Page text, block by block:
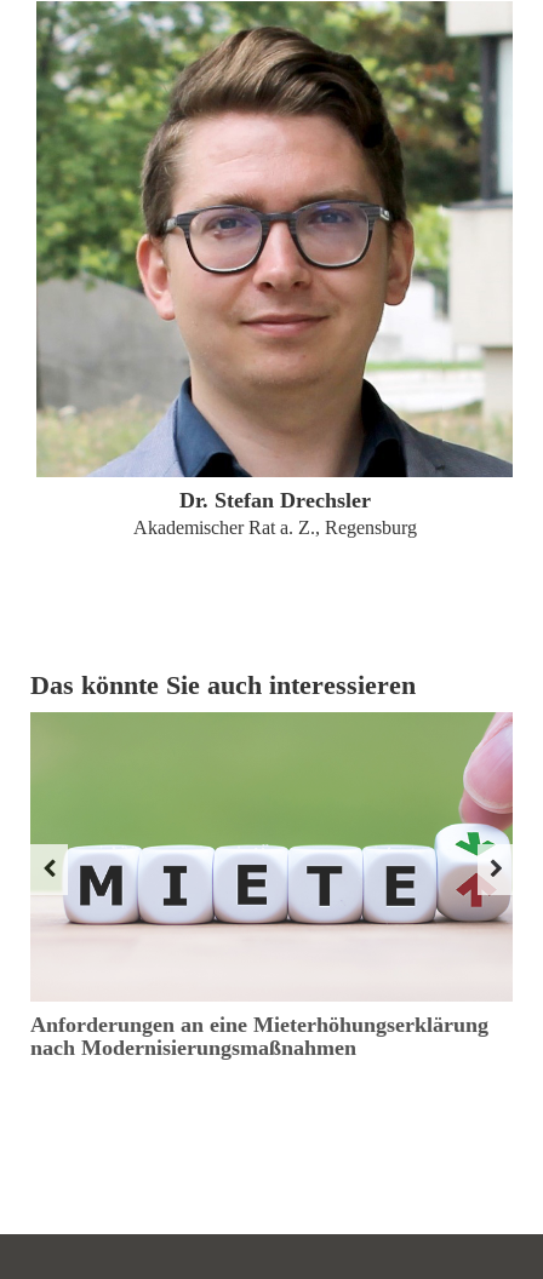
ZUM PROFIL
Dr. Stefan Drechsler
Akademischer Rat a. Z., Regensburg
Das könnte Sie auch interessieren
Anforderungen an eine Mieterhöhungserklärung
nach Modernisierungsmaßnahmen